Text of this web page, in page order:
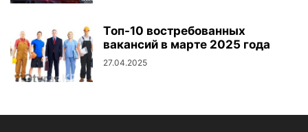
Tоп-10 востребованных
вакансий в марте 2025 года
27.04.2025